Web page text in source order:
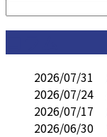
2026/07/31
2026/07/24
2026/07/17
2026/06/30